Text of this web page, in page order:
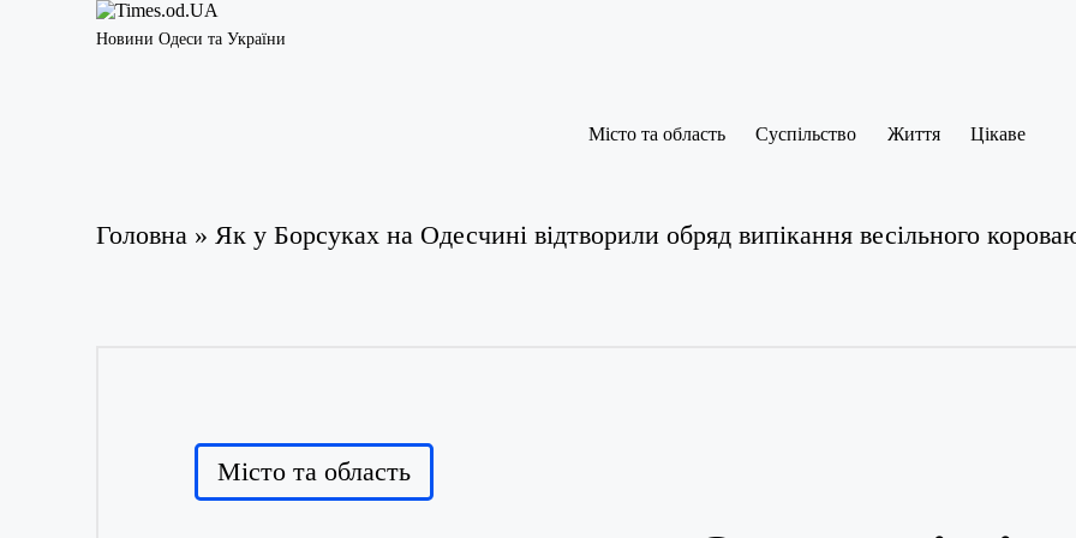
Новини Одеси та України
Місто та область Суспільство Життя Цікаве
Головна » Як у Борсуках на Одесчині відтворили обряд випікання весільного
Posted
Місто та область